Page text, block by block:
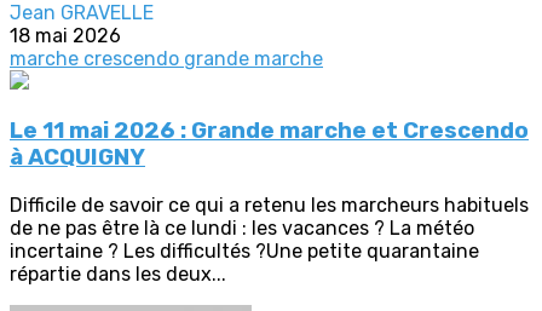
Jean GRAVELLE
18 mai 2026
marche crescendo grande marche
Le 11 mai 2026 : Grande marche et Crescendo
à ACQUIGNY
Difficile de savoir ce qui a retenu les marcheurs habituels
de ne pas être là ce lundi : les vacances ? La météo
incertaine ? Les difficultés ?Une petite quarantaine
répartie dans les deux...